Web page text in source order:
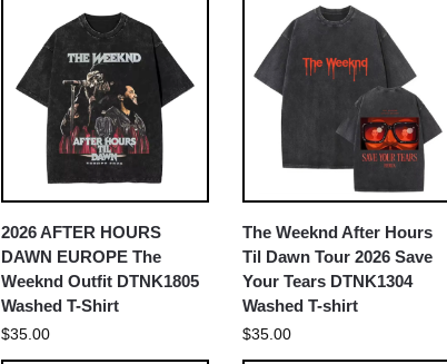
2026 AFTER HOURS
DAWN EUROPE The
Weeknd Outfit DTNK1805
Washed T-Shirt
$35.00
The Weeknd After Hours
Til Dawn Tour 2026 Save
Your Tears DTNK1304
Washed T-shirt
$35.00